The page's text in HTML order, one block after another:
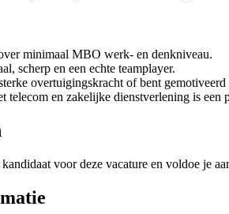
minimaal MBO werk- en denkniveau.
scherp en een echte teamplayer.
overtuigingskracht of bent
telecom en zakelijke dienstverlening is een
voor deze vacature en voldoe je